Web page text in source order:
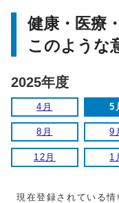
健康・医療
このような
2025年度
4月 5
8月 9
12月 1
現在登録されている情